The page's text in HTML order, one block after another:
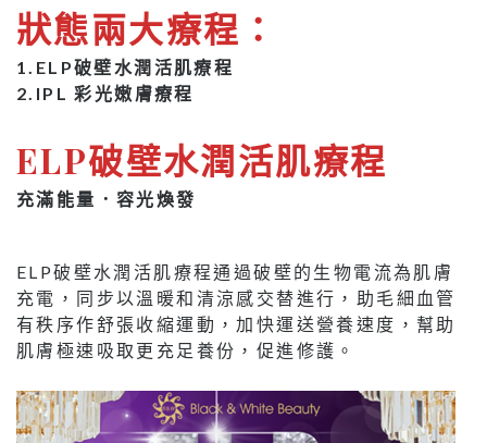
狀態兩大療程：
1.ELP破壁水潤活肌療程
2.IPL 彩光嫩膚療程
ELP破壁水潤活肌療程
充滿能量．容光煥發
ELP破壁水潤活肌療程通過破壁的生物電流為肌膚
充電，同步以溫暖和清涼感交替進行，助毛細血管
有秩序作舒張收縮運動，加快運送營養速度，幫助
肌膚極速吸取更充足養份，促進修護。